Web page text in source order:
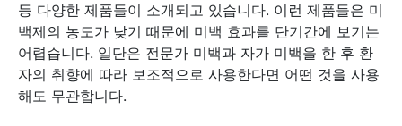
등 다양한 제품들이 소개되고 있습니다. 이런 제품들은 미
백제의 농도가 낮기 때문에 미백 효과를 단기간에 보기는
어렵습니다. 일단은 전문가 미백과 자가 미백을 한 후 환
자의 취향에 따라 보조적으로 사용한다면 어떤 것을 사용
해도 무관합니다.